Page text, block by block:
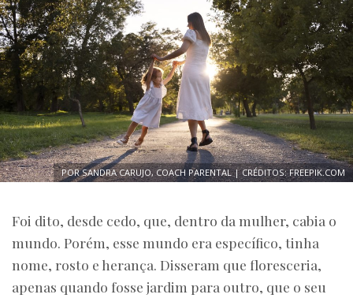
POR SANDRA CARUJO, COACH PARENTAL | CRÉDITOS: FREEPIK.COM
Foi dito, desde cedo, que, dentro da mulher, cabia o
mundo. Porém, esse mundo era específico, tinha
nome, rosto e herança. Disseram que floresceria,
apenas quando fosse jardim para outro, que o seu